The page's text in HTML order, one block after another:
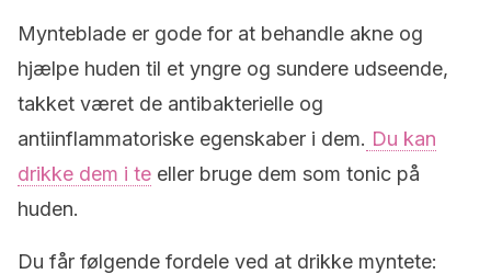
Mynteblade er gode for at behandle akne og
hjælpe huden til et yngre og sundere udseende,
takket været de antibakterielle og
antiinflammatoriske egenskaber i dem. Du kan
drikke dem i te eller bruge dem som tonic på
huden.
Du får følgende fordele ved at drikke myntete: